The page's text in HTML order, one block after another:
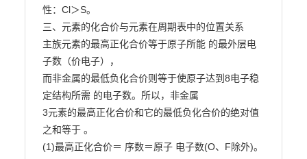
性：Cl＞S。
三、元素的化合价与元素在周期表中的位置关系
主族元素的最高正化合价等于原子所能 的最外层电
子数（价电子），
而非金属的最低负化合价则等于使原子达到8电子稳
定结构所需 的电子数。所以，非金属
3元素的最高正化合价和它的最低负化合价的绝对值
之和等于 。
(1)最高正化合价＝ 序数＝原子 电子数(O、F除外)。